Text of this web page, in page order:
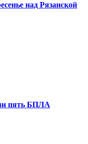
над Рязанской
пять БПЛА